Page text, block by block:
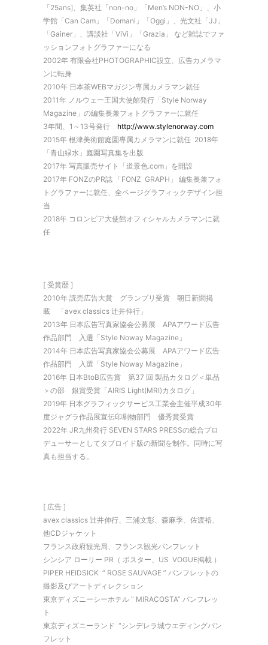
「25ans]、集英社「non-no」「Men’s NON-NO」、小
学館「Can Cam」「Domani」「Oggi」、光文社「JJ」
「Gainer」、講談社「ViVi」「Grazia」 など雑誌でファ
ッションフォトグラファーになる
2002年 有限会社PHOTOGRAPHIC設立、広告カメラマ
ンに転身
2010年 日本茶WEBマガジン専属カメラマン就任
2011年 ノルウェー王国大使館発行「Style Norway
Magazine」の編集長兼フォトグラファーに就任
3年間、1～13号発行 http://www.stylenorway.com
2015年 根津美術館庭園専属カメラマンに就任 2018年
「青山緑水」庭園写真集を出版
2017年 写真販売サイト「道景色.com」を開設
2017年 FONZのPR誌 「FONZ GRAPH」 編集長兼フォ
トグラファーに就任、全ページグラフィックデザイン担
当
2018年 コロンビア大使館オフィシャルカメラマンに就
任
[ 受賞歴 ]
2010年 読売広告大賞 グランプリ受賞 朝日新聞掲
載 「avex classics 辻井伸行」
2013年 日本広告写真家協会公募展 APAアワード広告
作品部門 入選「Style Noway Magazine」
2014年 日本広告写真家協会公募展 APAアワード広告
作品部門 入選「Style Noway Magazine」
2016年 日本BtoB広告賞 第37 回 製品カタログ＜単品
＞の部 銀賞受賞「AIRIS Light(MRI)カタログ」
2019年 日本グラフィックサービス工業会主催平成30年
度ジャグラ作品展宣伝印刷物部門 優秀賞受賞
2022年 JR九州発行 SEVEN STARS PRESSの総合プロ
デューサーとしてタブロイド版の新聞を制作。同時に写
真も担当する。
[ 広告 ]
avex classics 辻井伸行、三浦文彰、森麻季、佐渡裕、
他CDジャケット
フランス政府観光局、フランス観光パンフレット
シンシア ローリー PR（ ポスター、US VOGUE掲載 ）
PIPER HEIDSICK “ ROSE SAUVAGE ” パンフレットの
撮影及びアートディレクション
東京ディズニーシーホテル “ MIRACOSTA” パンフレッ
ト
東京ディズニーランド “シンデレラ城ウエディングパン
フレット